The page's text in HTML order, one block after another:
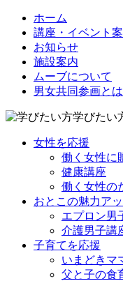
ホーム
講座・イベント
お知らせ
施設案内
ムーブについて
男女共同参画とは
学びたい
女性を応援
働く女性に
健康講座
働く女性の
おとこの魅力ア
エプロン男
介護男子講
子育てを応援
いまどきマ
父と子の食